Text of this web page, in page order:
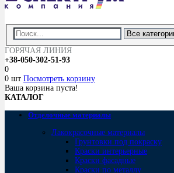
ГОРЯЧАЯ ЛИНИЯ
+38-050-302-51-93
0
0 шт Посмотреть корзину
Ваша корзина пуста!
КАТАЛОГ
Отделочные материалы
Лакокрасочные материалы
Грунтовки под покраску
Краски интерьерные
Краски фасадные
Краски по металлу